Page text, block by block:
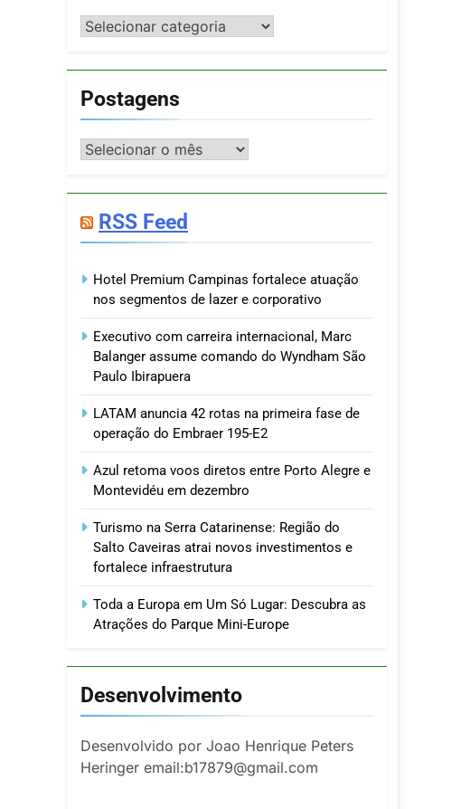
Categorias
Postagens
Postagens
RSS Feed
Hotel Premium Campinas fortalece atuação
nos segmentos de lazer e corporativo
Executivo com carreira internacional, Marc
Balanger assume comando do Wyndham São
Paulo Ibirapuera
LATAM anuncia 42 rotas na primeira fase de
operação do Embraer 195-E2
Azul retoma voos diretos entre Porto Alegre e
Montevidéu em dezembro
Turismo na Serra Catarinense: Região do
Salto Caveiras atrai novos investimentos e
fortalece infraestrutura
Toda a Europa em Um Só Lugar: Descubra as
Atrações do Parque Mini-Europe
Desenvolvimento
Desenvolvido por Joao Henrique Peters
Heringer email:b17879@gmail.com